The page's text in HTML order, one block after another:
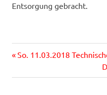
Entsorgung gebracht.
Vorheriger
So. 11.03.2018